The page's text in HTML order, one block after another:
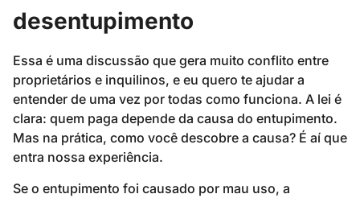
desentupimento
Essa é uma discussão que gera muito conflito entre
proprietários e inquilinos, e eu quero te ajudar a
entender de uma vez por todas como funciona. A lei é
clara: quem paga depende da causa do entupimento.
Mas na prática, como você descobre a causa? É aí que
entra nossa experiência.
Se o entupimento foi causado por mau uso, a